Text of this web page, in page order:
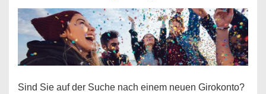
ohne
Einkommensnachweis
Sind Sie auf der Suche nach einem neuen Girokonto?